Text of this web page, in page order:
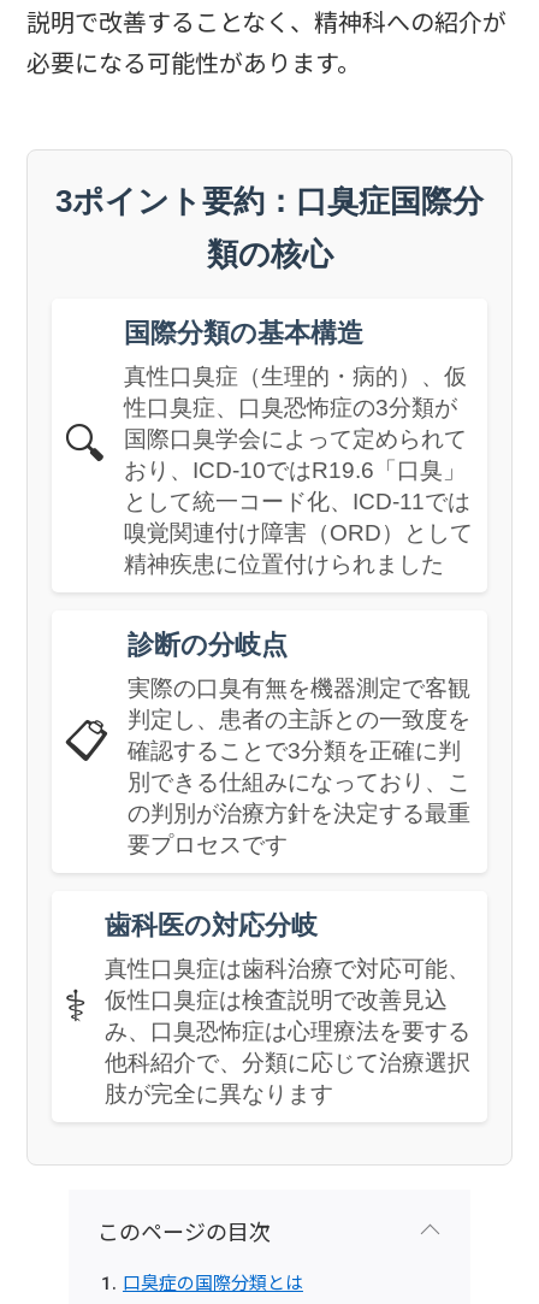
説明で改善することなく、精神科への紹介が
必要になる可能性があります。
3ポイント要約：口臭症国際分
類の核心
🔍
国際分類の基本構造
真性口臭症（生理的・病的）、仮
性口臭症、口臭恐怖症の3分類が
国際口臭学会によって定められて
おり、ICD-10ではR19.6「口臭」
として統一コード化、ICD-11では
嗅覚関連付け障害（ORD）として
精神疾患に位置付けられました
📋
診断の分岐点
実際の口臭有無を機器測定で客観
判定し、患者の主訴との一致度を
確認することで3分類を正確に判
別できる仕組みになっており、こ
の判別が治療方針を決定する最重
要プロセスです
⚕️
歯科医の対応分岐
真性口臭症は歯科治療で対応可能、
仮性口臭症は検査説明で改善見込
み、口臭恐怖症は心理療法を要する
他科紹介で、分類に応じて治療選択
肢が完全に異なります
このページの目次
口臭症の国際分類とは